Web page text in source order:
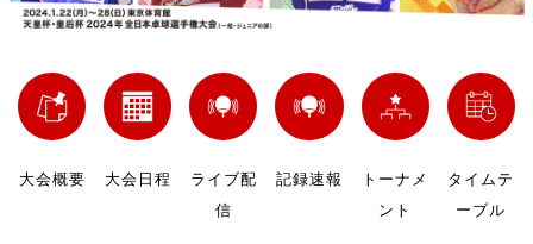
大会概要 大会日程
ライブ配
信
記録速報
トーナメ
ント
タイムテ
ーブル